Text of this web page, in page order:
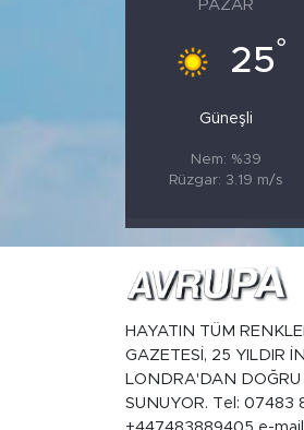
PAZAR
25°
Güneşli
Nem: %39
Rüzgar: 3.19 m/s
HAYATIN TÜM
GAZETESİ, 25 YILDIR
LONDRA'DAN
SUNUYOR. Tel: 07483